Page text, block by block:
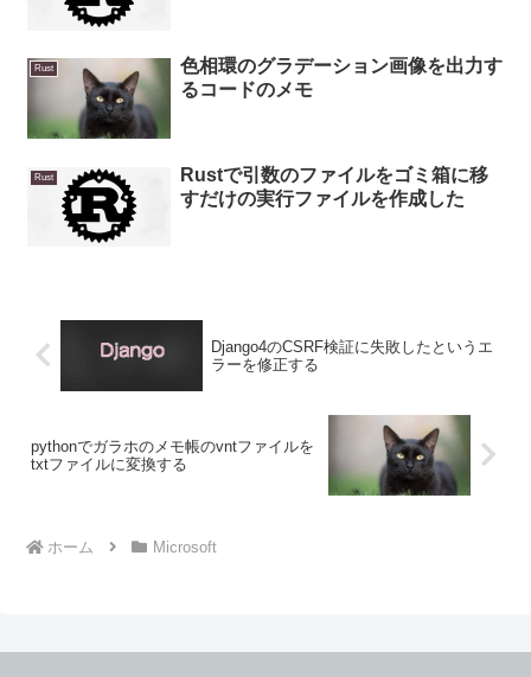
Rust
色相環のグラデーション画像を出力す
るコードのメモ
Rust
Rustで引数のファイルをゴミ箱に移
すだけの実行ファイルを作成した
Django4のCSRF検証に失敗したというエ
ラーを修正する
pythonでガラホのメモ帳のvntファイルを
txtファイルに変換する
ホーム Microsoft